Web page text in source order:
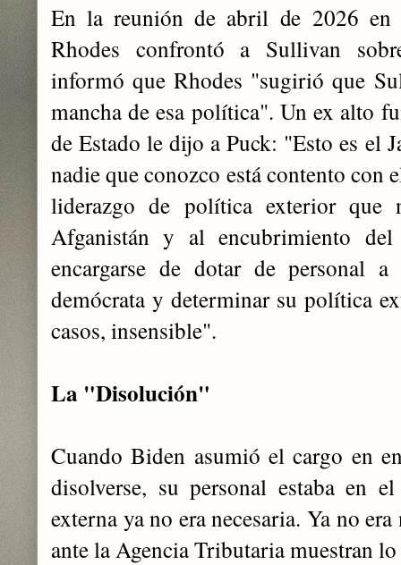
En la reunión de abril de 2026 en
Rhodes confrontó a Sullivan
informó que Rhodes "sugirió que
mancha de esa política". Un ex alto
de Estado le dijo a Puck: "Esto es el
nadie que conozco está contento con
liderazgo de política exterior
Afganistán y al encubrimiento
encargarse de dotar de personal
demócrata y determinar su política
casos, insensible".
La "Disolución"
Cuando Biden asumió el cargo en
disolverse, su personal estaba en
externa ya no era necesaria. Ya no
ante la Agencia Tributaria muestran